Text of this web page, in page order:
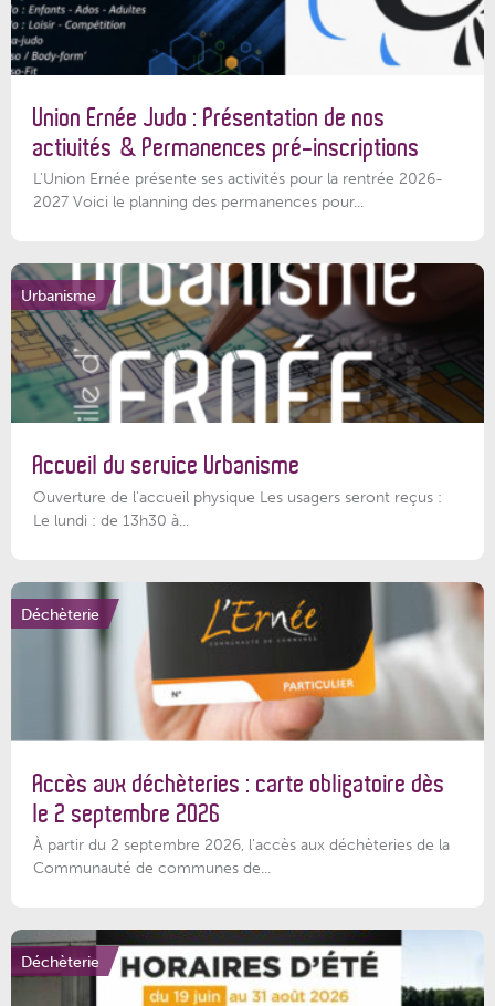
Union Ernée Judo : Présentation de nos
activités & Permanences pré-inscriptions
L'Union Ernée présente ses activités pour la rentrée 2026-
2027 Voici le planning des permanences pour...
Urbanisme
Accueil du service Urbanisme
Ouverture de l'accueil physique Les usagers seront reçus :
Le lundi : de 13h30 à...
Déchèterie
Accès aux déchèteries : carte obligatoire dès
le 2 septembre 2026
À partir du 2 septembre 2026, l’accès aux déchèteries de la
Communauté de communes de...
Déchèterie